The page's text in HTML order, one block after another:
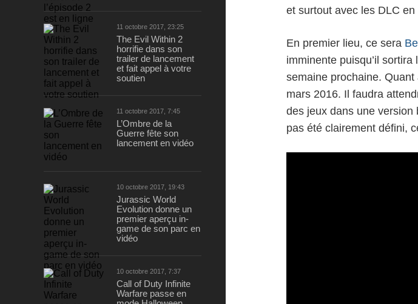
et surtout avec les DLC en
En premier lieu, ce sera
imminente puisqu’il
semaine prochaine. Quant
mars 2016. Il faudra
des jeux dans une
pas été clairement défini,
11 octobre 2017, 23:25
The Evil Within 2
horrifie dans son
trailer de lancement
et fait appel à votre
soutien
11 octobre 2017, 7:45
L’Ombre de la
Guerre fête son
lancement en vidéo
10 octobre 2017, 19:43
Jurassic World
Evolution donne un
premier aperçu in-
game de son parc en
vidéo
10 octobre 2017, 7:37
Call of Duty Infinite
Warfare passe en